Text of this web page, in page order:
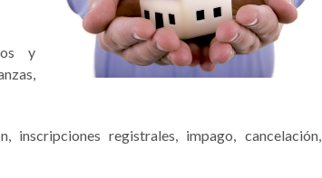
y
inscripciones registrales, impago, cancelación,